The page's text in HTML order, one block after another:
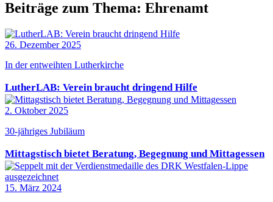
Beiträge zum Thema: Ehrenamt
26. Dezember 2025
In der entweihten Lutherkirche
LutherLAB: Verein braucht dringend Hilfe
2. Oktober 2025
30-jähriges Jubiläum
Mittagstisch bietet Beratung, Begegnung und Mittagessen
15. März 2024